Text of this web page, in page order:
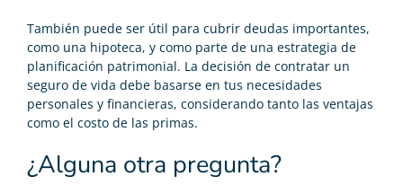
También puede ser útil para cubrir deudas importantes,
como una hipoteca, y como parte de una estrategia de
planificación patrimonial. La decisión de contratar un
seguro de vida debe basarse en tus necesidades
personales y financieras, considerando tanto las ventajas
como el costo de las primas.
¿Alguna otra pregunta?